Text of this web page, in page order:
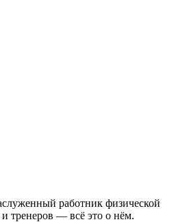
работник физической
тренеров — всё это о нём.